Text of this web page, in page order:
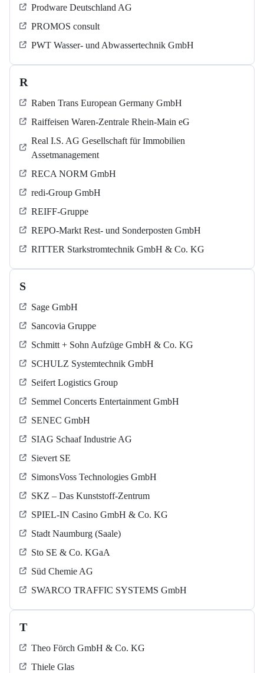
Prodware Deutschland AG
PROMOS consult
PWT Wasser- und Abwassertechnik GmbH
R
Raben Trans European Germany GmbH
Raiffeisen Waren-Zentrale Rhein-Main eG
Real I.S. AG Gesellschaft für Immobilien
Assetmanagement
RECA NORM GmbH
redi-Group GmbH
REIFF-Gruppe
REPO-Markt Rest- und Sonderposten GmbH
RITTER Starkstromtechnik GmbH & Co. KG
S
Sage GmbH
Sancovia Gruppe
Schmitt + Sohn Aufzüge GmbH & Co. KG
SCHULZ Systemtechnik GmbH
Seifert Logistics Group
Semmel Concerts Entertainment GmbH
SENEC GmbH
SIAG Schaaf Industrie AG
Sievert SE
SimonsVoss Technologies GmbH
SKZ – Das Kunststoff-Zentrum
SPIEL-IN Casino GmbH & Co. KG
Stadt Naumburg (Saale)
Sto SE & Co. KGaA
Süd Chemie AG
SWARCO TRAFFIC SYSTEMS GmbH
T
Theo Förch GmbH & Co. KG
Thiele Glas